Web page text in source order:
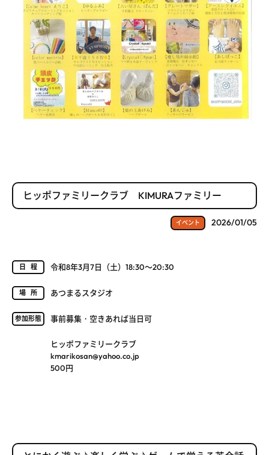
ヒッポファミリークラブ KIMURAファミリー
イベント 2026/01/05
日程 令和8年3月7日（土）18:30～20:30
場所 あつまるスタジオ
参加形態 事前募集・空きあれば当日可
ヒッポファミリークラブ
kmarikosan@yahoo.co.jp
500円